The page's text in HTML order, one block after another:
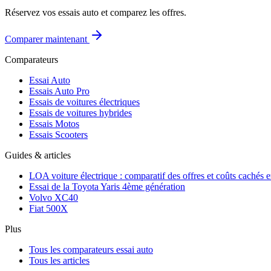
Réservez vos essais auto et comparez les offres.
Comparer maintenant
Comparateurs
Essai Auto
Essais Auto Pro
Essais de voitures électriques
Essais de voitures hybrides
Essais Motos
Essais Scooters
Guides & articles
LOA voiture électrique : comparatif des offres et coûts cachés
Essai de la Toyota Yaris 4ème génération
Volvo XC40
Fiat 500X
Plus
Tous les comparateurs essai auto
Tous les articles